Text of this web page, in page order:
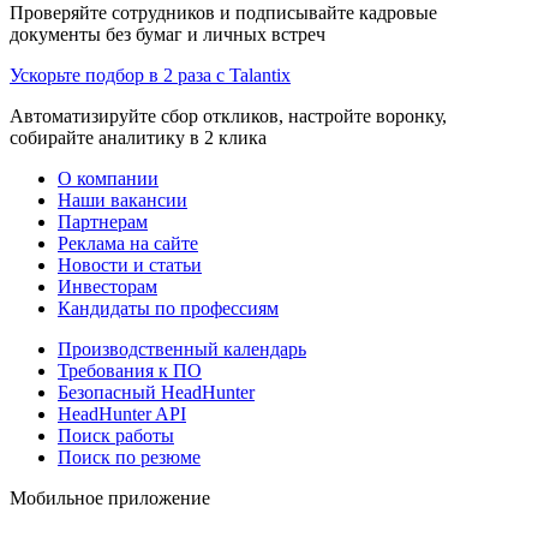
Проверяйте сотрудников и подписывайте кадровые
документы без бумаг и личных встреч
Ускорьте подбор в 2 раза с Talantix
Автоматизируйте сбор откликов, настройте воронку,
собирайте аналитику в 2 клика
О компании
Наши вакансии
Партнерам
Реклама на сайте
Новости и статьи
Инвесторам
Кандидаты по профессиям
Производственный календарь
Требования к ПО
Безопасный HeadHunter
HeadHunter API
Поиск работы
Поиск по резюме
Мобильное приложение